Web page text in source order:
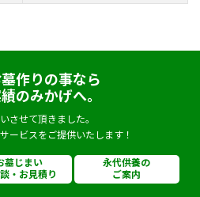
作りの事なら
のみかげへ。
させて頂きました。
ービスをご提供いたします！
墓じまい
・お見積り
永代供養の
ご案内